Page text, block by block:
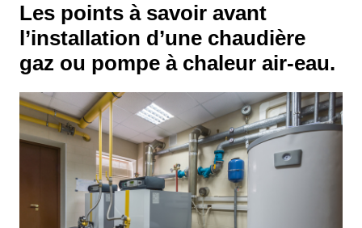
Les points à savoir avant
l’installation d’une chaudière
gaz ou pompe à chaleur air-eau.